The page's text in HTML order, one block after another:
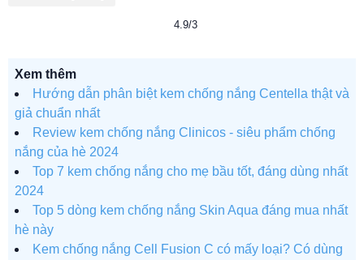
4.9/3
Xem thêm
Hướng dẫn phân biệt kem chống nắng Centella thật và
giả chuẩn nhất
Review kem chống nắng Clinicos - siêu phẩm chống
nắng của hè 2024
Top 7 kem chống nắng cho mẹ bầu tốt, đáng dùng nhất
2024
Top 5 dòng kem chống nắng Skin Aqua đáng mua nhất
hè này
Kem chống nắng Cell Fusion C có mấy loại? Có dùng